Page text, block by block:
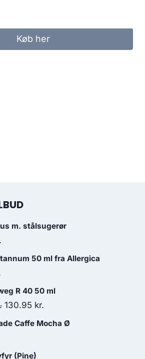
Køb her
m. stålsugerør
50 ml fra Allergica
R 40 50 ml
Den
oprindelige
var:
130.95 kr.
aktuelle
Caffe Mocha Ø
(Pine)